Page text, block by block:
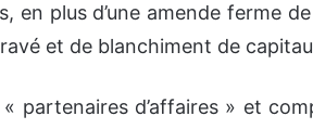
en plus d’une amende ferme
et de blanchiment de
« partenaires d’affaires » et